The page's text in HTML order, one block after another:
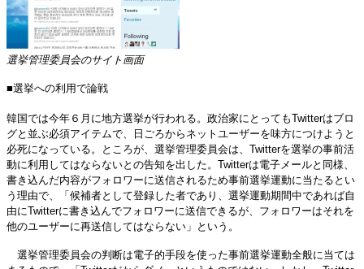
選挙管理委員会のサイト画面
■選挙への利用で論戦
韓国では今年６月に地方選挙が行われる。政治家にとってもTwitterはブロ
グと並ぶ必須アイテムで、日ごろからネットユーザーを味方につけようと
必死になっている。ところが、選挙管理委員会は、Twitterを選挙の事前活
動に利用してはならないとの告知を出した。Twitterは電子メールと同様、
書き込んだ内容がフォロワーに送信されるため事前選挙運動に当たるとい
う理由で、「候補者として登録した者であり、選挙運動期間中であれば自
由にTwitterに書き込んでフォロワーに送信できるが、フォロワーはそれを
他のユーザーに再送信してはならない」という。
選挙管理委員会の判断は電子的手段を使った事前選挙運動全般に当ては